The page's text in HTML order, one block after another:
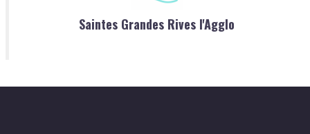
Saintes Grandes Rives l'Agglo